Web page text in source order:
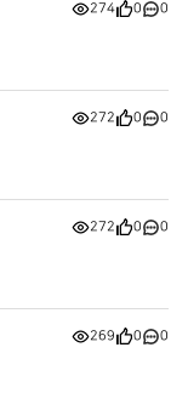
274 0 0
272 0 0
272 0 0
269 0 0